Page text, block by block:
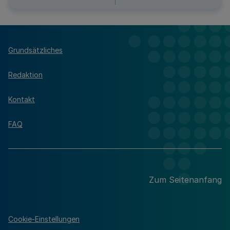
Grundsätzliches
Redaktion
Kontakt
FAQ
Zum Seitenanfang
Cookie-Einstellungen